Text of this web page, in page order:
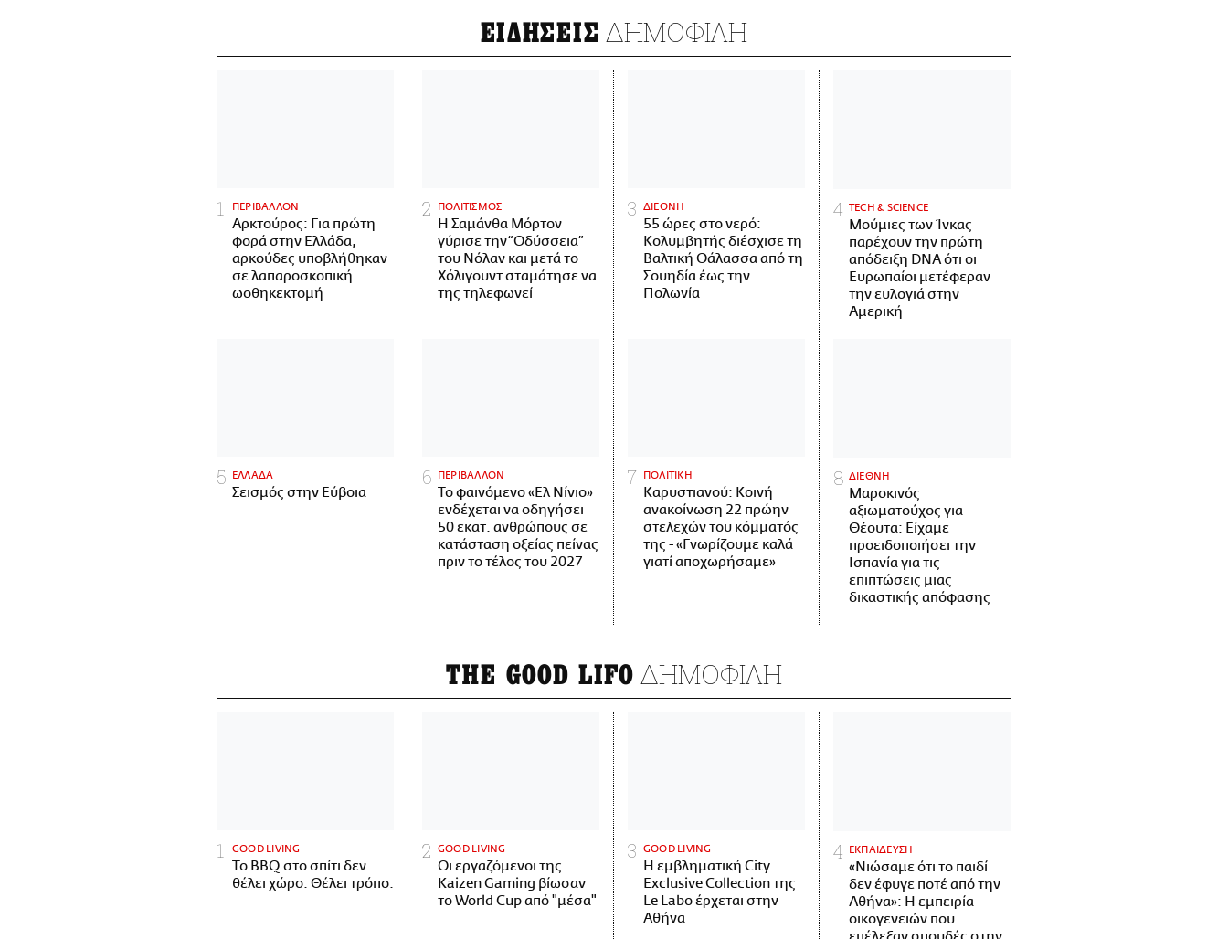
ΕΙΔΗΣΕΙΣ ΔΗΜΟΦΙΛΗ
ΠΕΡΙΒΑΛΛΟΝ
Αρκτούρος: Για πρώτη
φορά στην Ελλάδα,
αρκούδες υποβλήθηκαν
σε λαπαροσκοπική
ωοθηκεκτομή
ΠΟΛΙΤΙΣΜΟΣ
Η Σαμάνθα Μόρτον
γύρισε την “Οδύσσεια”
του Νόλαν και μετά το
Χόλιγουντ σταμάτησε να
της τηλεφωνεί
ΔΙΕΘΝΗ
55 ώρες στο νερό:
Κολυμβητής διέσχισε τη
Βαλτική Θάλασσα από τη
Σουηδία έως την
Πολωνία
ΤECH & SCIENCE
Μούμιες των Ίνκας
παρέχουν την πρώτη
απόδειξη DNA ότι οι
Ευρωπαίοι μετέφεραν
την ευλογιά στην
Αμερική
ΕΛΛΑΔΑ
Σεισμός στην Εύβοια
ΠΕΡΙΒΑΛΛΟΝ
Το φαινόμενο «Ελ Νίνιο»
ενδέχεται να οδηγήσει
50 εκατ. ανθρώπους σε
κατάσταση οξείας πείνας
πριν το τέλος του 2027
ΠΟΛΙΤΙΚΗ
Καρυστιανού: Κοινή
ανακοίνωση 22 πρώην
στελεχών του κόμματός
της - «Γνωρίζουμε καλά
γιατί αποχωρήσαμε»
ΔΙΕΘΝΗ
Μαροκινός
αξιωματούχος για
Θέουτα: Είχαμε
προειδοποιήσει την
Ισπανία για τις
επιπτώσεις μιας
δικαστικής απόφασης
THE GOOD LIFO ΔΗΜΟΦΙΛΗ
GOOD LIVING
Το BBQ στο σπίτι δεν
θέλει χώρο. Θέλει τρόπο.
GOOD LIVING
Οι εργαζόμενοι της
Kaizen Gaming βίωσαν
το World Cup από "μέσα"
GOOD LIVING
Η εμβληματική City
Exclusive Collection της
Le Labo έρχεται στην
Αθήνα
ΕΚΠΑΙΔΕΥΣΗ
«Νιώσαμε ότι το παιδί
δεν έφυγε ποτέ από την
Αθήνα»: Η εμπειρία
οικογενειών που